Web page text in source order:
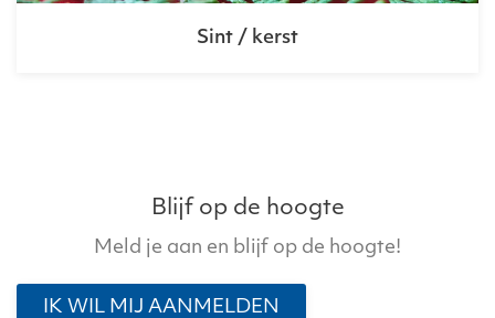
Sint / kerst
Blijf op de hoogte
Meld je aan en blijf op de hoogte!
IK WIL MIJ AANMELDEN